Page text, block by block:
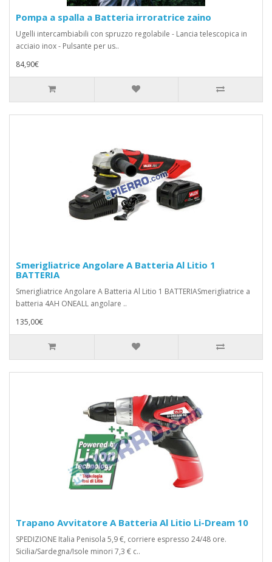
Pompa a spalla a Batteria irroratrice zaino
Ugelli intercambiabili con spruzzo regolabile - Lancia telescopica in
acciaio inox - Pulsante per us..
84,90€
Smerigliatrice Angolare A Batteria Al Litio 1
BATTERIA
Smerigliatrice Angolare A Batteria Al Litio 1 BATTERIASmerigliatrice a
batteria 4AH ONEALL angolare ..
135,00€
Trapano Avvitatore A Batteria Al Litio Li-Dream 10
SPEDIZIONE Italia Penisola 5,9 €, corriere espresso 24/48 ore.
Sicilia/Sardegna/Isole minori 7,3 € c..